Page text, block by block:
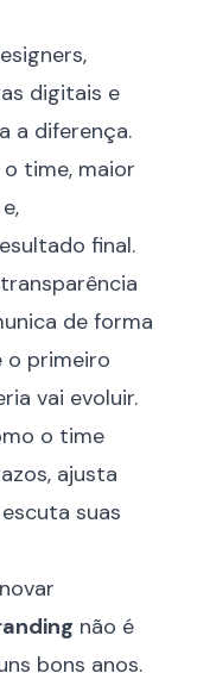
digitais e
a diferença.
time, maior
final.
de forma
o primeiro
vai evoluir.
o time
ajusta
suas
não é
bons anos.